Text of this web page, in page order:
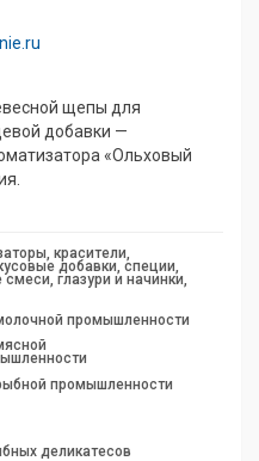
щепы для
добавки —
«Ольховый
красители,
добавки, специи,
глазури и начинки,
промышленности
промышленности
деликатесов